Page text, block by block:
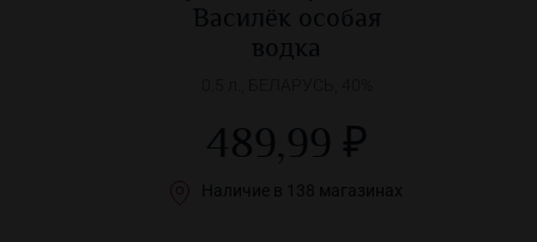
Василёк особая
водка
489,99 ₽
Наличие в 138 магазинах